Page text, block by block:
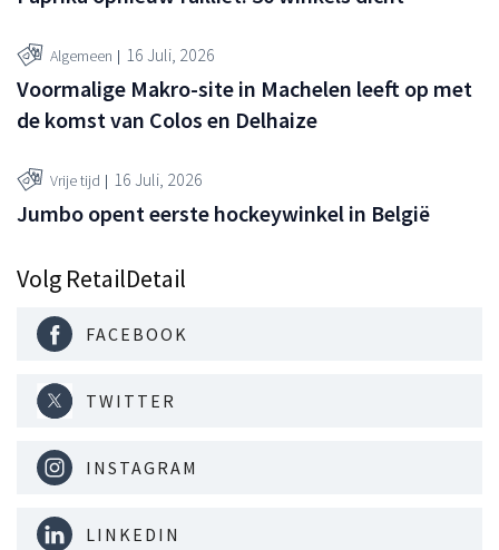
Algemeen 16 Juli, 2026
Voormalige Makro-site in Machelen leeft op met
de komst van Colos en Delhaize
Vrije tijd 16 Juli, 2026
Jumbo opent eerste hockeywinkel in België
Volg RetailDetail
FACEBOOK
TWITTER
INSTAGRAM
LINKEDIN